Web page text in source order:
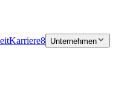
Karriere8 Unternehmen